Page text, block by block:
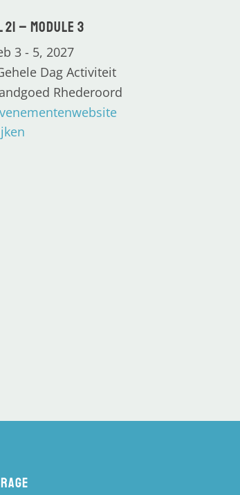
21 – Module 3
3 - 5, 2027
Dag Activiteit
Rhederoord